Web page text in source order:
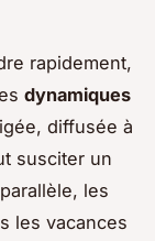
rapidement,
dynamiques
diffusée à
susciter un
les
les vacances